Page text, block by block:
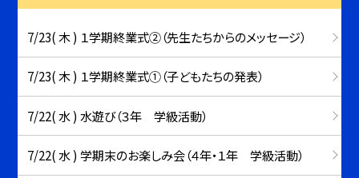
7/23( 木 ) １学期終業式②（先生たちからのメッセージ）
7/23( 木 ) １学期終業式①（子どもたちの発表）
7/22( 水 ) 水遊び（３年 学級活動）
7/22( 水 ) 学期末のお楽しみ会（４年・１年 学級活動）